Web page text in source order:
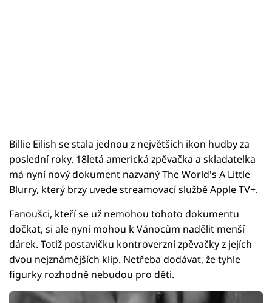
Billie Eilish se stala jednou z největších ikon hudby za
poslední roky. 18letá americká zpěvačka a skladatelka
má nyní nový dokument nazvaný The World's A Little
Blurry, který brzy uvede streamovací službě Apple TV+.
Fanoušci, kteří se už nemohou tohoto dokumentu
dočkat, si ale nyní mohou k Vánocům nadělit menší
dárek. Totiž postavičku kontroverzní zpěvačky z jejích
dvou nejznámějších klip. Netřeba dodávat, že tyhle
figurky rozhodně nebudou pro děti.